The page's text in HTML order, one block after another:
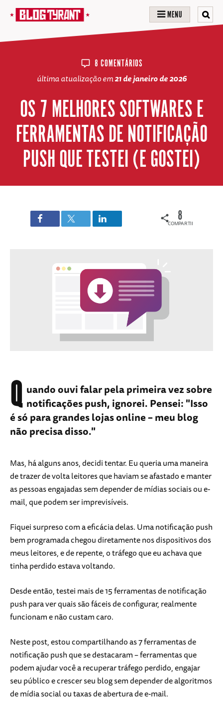
MENU
8 COMENTÁRIOS
última atualização em21 de janeiro de 2026
OS 7 MELHORES SOFTWARES E
FERRAMENTAS DE NOTIFICAÇÃO
PUSH QUE TESTEI (E GOSTEI)
COMPARTILHAMENTOS
8
Q uando ouvi falar pela primeira vez sobre
notificações push, ignorei. Pensei: "Isso
é só para grandes lojas online – meu blog
não precisa disso."
Mas, há alguns anos, decidi tentar. Eu queria uma maneira
de trazer de volta leitores que haviam se afastado e manter
as pessoas engajadas sem depender de mídias sociais ou e-
mail, que podem ser imprevisíveis.
Fiquei surpreso com a eficácia delas. Uma notificação push
bem programada chegou diretamente nos dispositivos dos
meus leitores, e de repente, o tráfego que eu achava que
tinha perdido estava voltando.
Desde então, testei mais de 15 ferramentas de notificação
push para ver quais são fáceis de configurar, realmente
funcionam e não custam caro.
Neste post, estou compartilhando as 7 ferramentas de
notificação push que se destacaram – ferramentas que
podem ajudar você a recuperar tráfego perdido, engajar
seu público e crescer seu blog sem depender de algoritmos
de mídia social ou taxas de abertura de e-mail.